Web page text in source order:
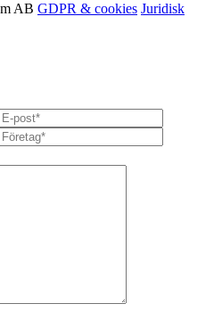
AB GDPR & cookies Juridisk